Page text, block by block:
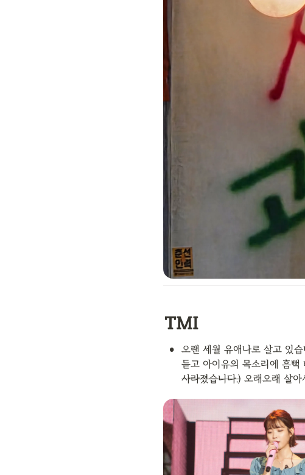
TMI
• 오랜 세월 유애나로 살고 있
듣고 아이유의 목소리에 흠뻑
사라졌습니다.) 오래오래 살